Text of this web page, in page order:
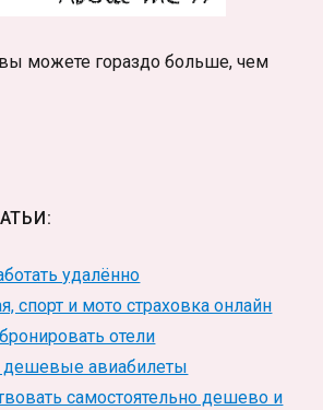
можете гораздо больше, чем
удалённо
спорт и мото страховка онлайн
отели
дешевые авиабилеты
самостоятельно дешево и